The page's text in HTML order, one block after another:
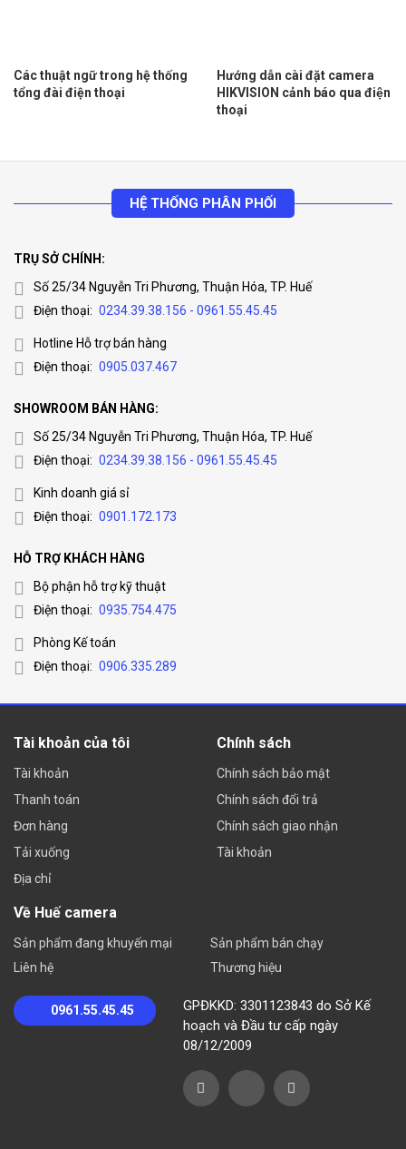
Các thuật ngữ trong hệ thống
tổng đài điện thoại
Hướng dẫn cài đặt camera
HIKVISION cảnh báo qua điện
thoại
HỆ THỐNG PHÂN PHỐI
TRỤ SỞ CHÍNH:
Số 25/34 Nguyễn Tri Phương, Thuận Hóa, TP. Huế
Điện thoại: 0234.39.38.156 - 0961.55.45.45
Hotline Hỗ trợ bán hàng
Điện thoại: 0905.037.467
SHOWROOM BÁN HÀNG:
Số 25/34 Nguyễn Tri Phương, Thuận Hóa, TP. Huế
Điện thoại: 0234.39.38.156 - 0961.55.45.45
Kinh doanh giá sỉ
Điện thoại: 0901.172.173
HỖ TRỢ KHÁCH HÀNG
Bộ phận hỗ trợ kỹ thuật
Điện thoại: 0935.754.475
Phòng Kế toán
Điện thoại: 0906.335.289
Tài khoản của tôi
Tài khoản
Thanh toán
Đơn hàng
Tải xuống
Địa chỉ
Chính sách
Chính sách bảo mật
Chính sách đổi trả
Chính sách giao nhận
Tài khoản
Về Huế camera
Sản phẩm đang khuyến mại
Liên hệ
Sản phẩm bán chạy
Thương hiệu
0961.55.45.45
GPĐKKD: 3301123843 do Sở Kế
hoạch và Đầu tư cấp ngày
08/12/2009